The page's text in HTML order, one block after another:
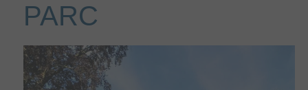
PARC